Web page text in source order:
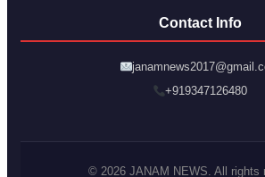
Contact Info
+919347126480
© 2026 JANAM NEWS. All rights